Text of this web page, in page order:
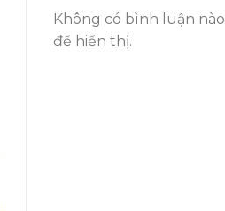
Không có bình luận nào
để hiển thị.